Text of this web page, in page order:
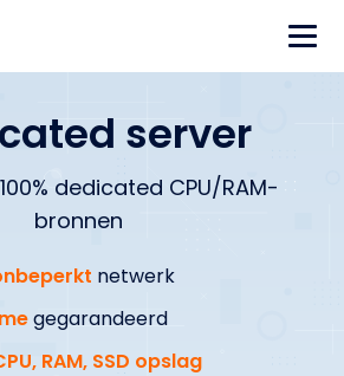
server
dedicated CPU/RAM-
bronnen
netwerk
gegarandeerd
RAM, SSD opslag